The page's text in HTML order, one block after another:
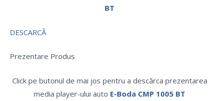
BT
DESCARCĂ
Prezentare Produs
Click pe butonul de mai jos pentru a descărca prezentarea
media player-ului auto E-Boda CMP 1005 BT